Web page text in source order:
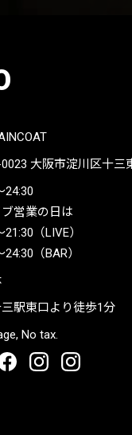
大阪市淀川区十三
24:30
営業の日は
21:30（LIVE）
24:30（BAR）
駅東口より徒歩1分
No tax.